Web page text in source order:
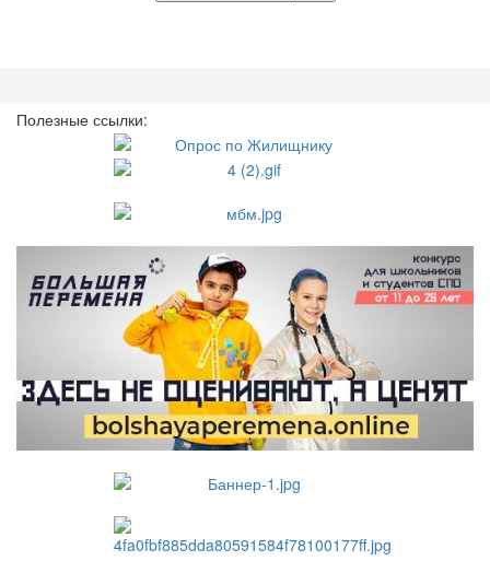
Полезные ссылки: